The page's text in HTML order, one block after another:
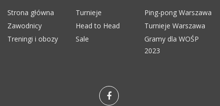
Strona główna Turnieje
Ping-pong Warszawa
Zawodnicy
Head to Head
Turnieje Warszawa
Treningi i obozy
Sale
Gramy dla WOŚP
2023